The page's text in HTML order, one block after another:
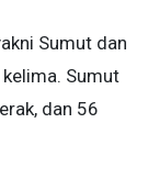
Sumut dan
Sumut
dan 56